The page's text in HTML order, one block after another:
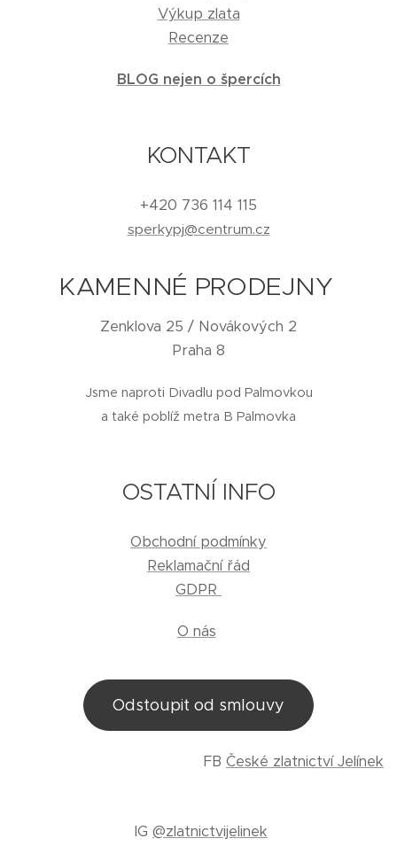
Výkup zlata
Recenze
BLOG nejen o špercích
KONTAKT
+420 736 114 115
sperkypj@centrum.cz
KAMENNÉ PRODEJNY
Zenklova 25 / Novákových 2
Praha 8
Jsme naproti Divadlu pod Palmovkou
a také poblíž metra B Palmovka
OSTATNÍ INFO
Obchodní podmínky
Reklamační řád
GDPR
O nás
Odstoupit od smlouvy
FB České zlatnictví Jelínek
IG @zlatnictvijelinek